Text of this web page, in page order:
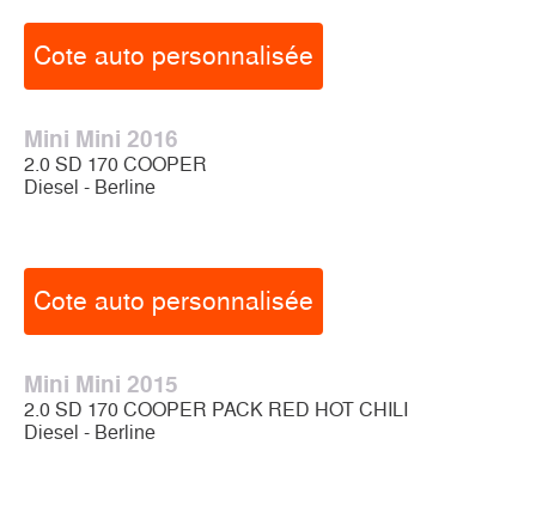
Cote auto personnalisée
Mini Mini 2016
2.0 SD 170 COOPER
Diesel - Berline
Cote auto personnalisée
Mini Mini 2015
2.0 SD 170 COOPER PACK RED HOT CHILI
Diesel - Berline